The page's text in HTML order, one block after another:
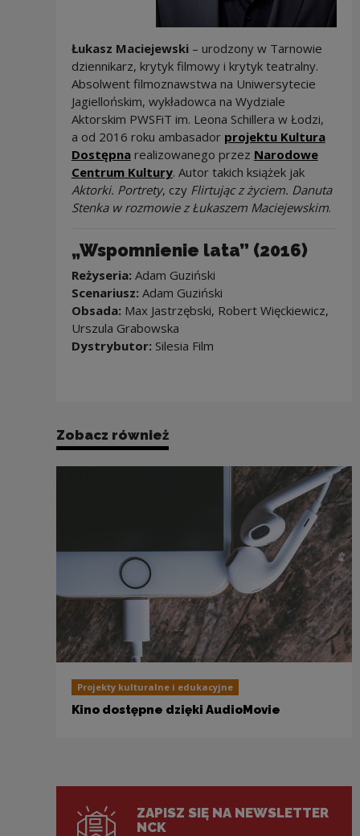
Łukasz Maciejewski– urodzony w Tarnowie
dziennikarz, krytyk filmowy i krytyk teatralny.
Absolwent filmoznawstwa na Uniwersytecie
Jagiellońskim, wykładowca na Wydziale
Aktorskim PWSFiT im. Leona Schillera w Łodzi,
a od 2016 roku ambasador projektu Kultura
DostępnaUwaga, link zostanie otwarty w
realizowanego przez Narodowe
Centrum Kultury. Autor takich książek jak
Aktorki. Portrety, czy Flirtując z życiem. Danuta
Stenka w rozmowie z Łukaszem Maciejewskim.
„Wspomnienie lata” (2016)
Reżyseria: Adam Guziński
Scenariusz: Adam Guziński
Obsada: Max Jastrzębski, Robert Więckiewicz,
Urszula Grabowska
Dystrybutor: Silesia Film
Zobacz również
Projekty kulturalne i edukacyjne
Kino dostępne dzięki AudioMovie
ZAPISZ SIĘ NA NEWSLETTER
NCK